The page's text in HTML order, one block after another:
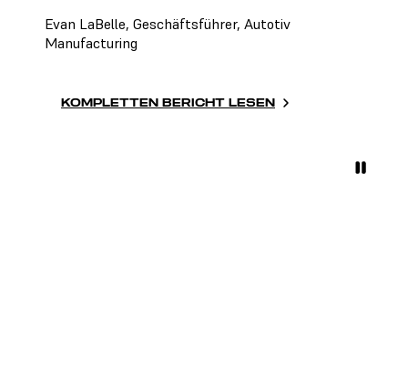
Evan LaBelle, Geschäftsführer, Autotiv
Manufacturing
KOMPLETTEN BERICHT LESEN